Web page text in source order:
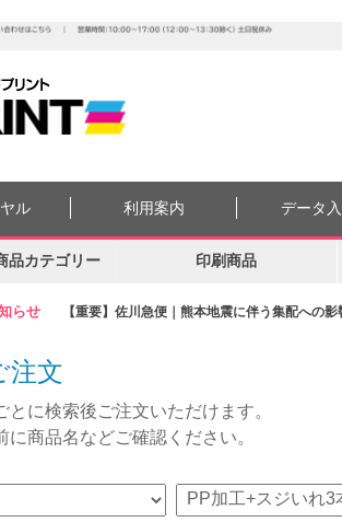
らせ 【重要】佐川急便｜熊本地震に伴う集配への
ル 利用案内 データ
品カテゴリー 印刷商品
注文
に検索後ご注文いただけます。
に商品名などご確認ください。